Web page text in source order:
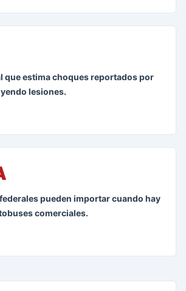
que estima choques reportados por
lesiones.
pueden importar cuando hay
comerciales.